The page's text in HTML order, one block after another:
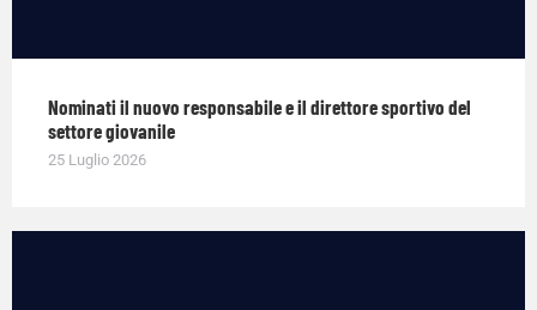
Nominati il nuovo responsabile e il direttore sportivo del
settore giovanile
25 Luglio 2026